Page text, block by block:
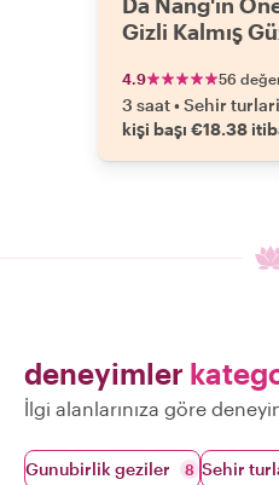
Gizli Kalmış
4.9 56
3 saat•Sehir turlari
kişi başı €18.38
deneyimler
İlgi alanlarınıza göre
Gunubirlik geziler 8 Sehir